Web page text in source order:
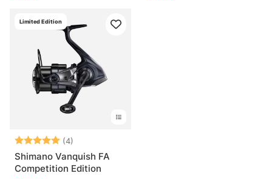
Limited Edition
Betyg: (4)
Shimano Vanquish FA
Competition Edition